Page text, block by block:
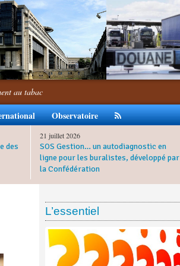
au tabac
Observatoire
des
21 juillet 2026
SOS Gestion… un autodiagnostic en
ligne pour les buralistes, développé par
la Confédération
L’essentiel